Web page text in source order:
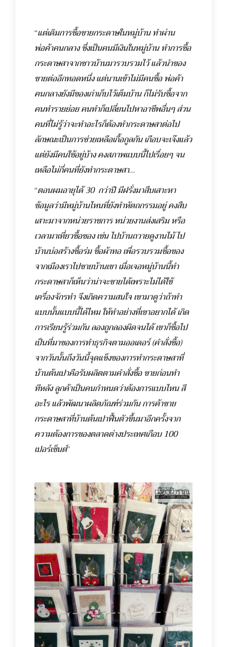
“แต่เดิมการซื้อขายกระดาษในหมู่บ้าน ทำผ่าน
พ่อค้าคนกลาง ซึ่งเป็นคนมีเงินในหมู่บ้าน ทำการซื้อ
กระดาษสาจากชาวบ้านมารวบรวมไว้ แล้วนำของ
ขายต่ออีกทอดหนึ่ง แต่นานเข้าไม่มีคนซื้อ พ่อค้า
คนกลางยังมีของเก่าเก็บไว้เต็มบ้าน ก็ไม่รับซื้อจาก
คนทำรายย่อย คนทำก็เปลี่ยนไปหาอาชีพอื่นๆ ส่วน
คนที่ไม่รู้ว่าจะทำอะไรก็ต้องทำกระดาษสาต่อไป
ลักษณะเป็นการช่วยเหลือเกื้อกูลกัน เกือบจะเจ๊งแล้ว
แต่ยังมีคนใช้อยู่บ้าง คงสภาพแบบนี้ไปเรื่อยๆ จน
เหลือไม่กี่คนที่ยังทำกระดาษสา…
“ตอนผมอายุได้ 30 กว่าปี มีฝรั่งมาสืบเสาะหา
ข้อมูลว่ามีหมู่บ้านไหนที่ยังทำหัตถกรรมอยู่ คงสืบ
เสาะมาจากหน่วยราชการ หน่วยงานส่งเสริม หรือ
เวลามาเที่ยวซื้อของ เช่น ไปบ้านถวายดูงานไม้ ไป
บ้านบ่อสร้างซื้อร่ม ซื้อผ้าทอ เพื่อรวบรวมซื้อของ
จากเมืองเราไปขายบ้านเขา เมื่อเจอหมู่บ้านนี้ทำ
กระดาษสาก็เห็นว่าน่าจะขายได้เพราะไม่ได้ใช้
เครื่องจักรทำ จึงเกิดความสนใจ เขามาดูว่าถ้าทำ
แบบนั้นแบบนี้ได้ไหม ให้ทำอย่างที่เขาอยากได้ เกิด
การเรียนรู้ร่วมกัน ลองถูกลองผิดจนได้ เขาก็ซื้อไป
เป็นที่มาของการทำธุรกิจตามออเดอร์ (คำสั่งซื้อ)
จากวันนั้นถึงวันนี้จุดแข็งของการทำกระดาษสาที่
บ้านต้นเปาคือรับผลิตตามคำสั่งซื้อ ขายก่อนทำ
ทีหลัง ลูกค้าเป็นคนกำหนดว่าต้องการแบบไหน สี
อะไร แล้วพัฒนาผลิตภัณฑ์ร่วมกัน การค้าขาย
กระดาษสาที่บ้านต้นเปาฟื้นตัวขึ้นมาอีกครั้งจาก
ความต้องการของตลาดต่างประเทศเกือบ 100
เปอร์เซ็นต์”